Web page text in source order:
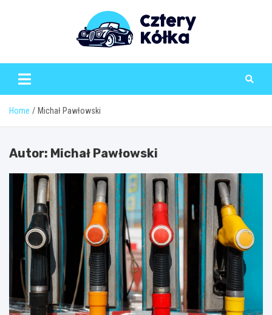
Home Michał Pawłowski
Autor: Michał Pawłowski